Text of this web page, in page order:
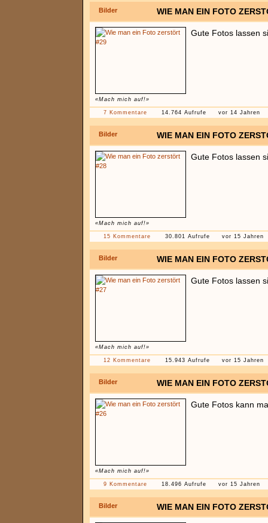
Bilder WIE MAN EIN FOTO
«Mach mich auf!»
Gute Fotos lassen
7 Kommentare 14.764 Aufrufe vor 14 Jahren
Bilder WIE MAN EIN FOTO
«Mach mich auf!»
Gute Fotos lassen
15 Kommentare 30.801 Aufrufe vor 15 Jahren
Bilder WIE MAN EIN FOTO
«Mach mich auf!»
Gute Fotos lassen
12 Kommentare 15.943 Aufrufe vor 15 Jahren
Bilder WIE MAN EIN FOTO
«Mach mich auf!»
Gute Fotos kann
9 Kommentare 18.496 Aufrufe vor 15 Jahren
Bilder WIE MAN EIN FOTO